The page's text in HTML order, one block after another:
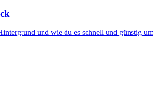
und wie du es schnell und günstig